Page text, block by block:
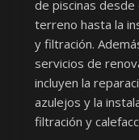
de piscinas
terreno hasta la
y filtración.
servicios de
incluyen la
azulejos y la
filtración y